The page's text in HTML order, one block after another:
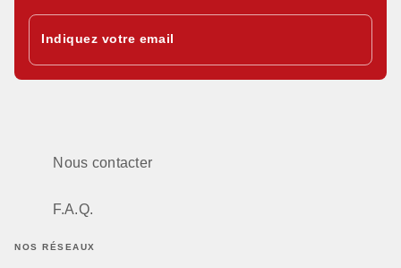
Indiquez votre email
Nous contacter
F.A.Q.
NOS RÉSEAUX